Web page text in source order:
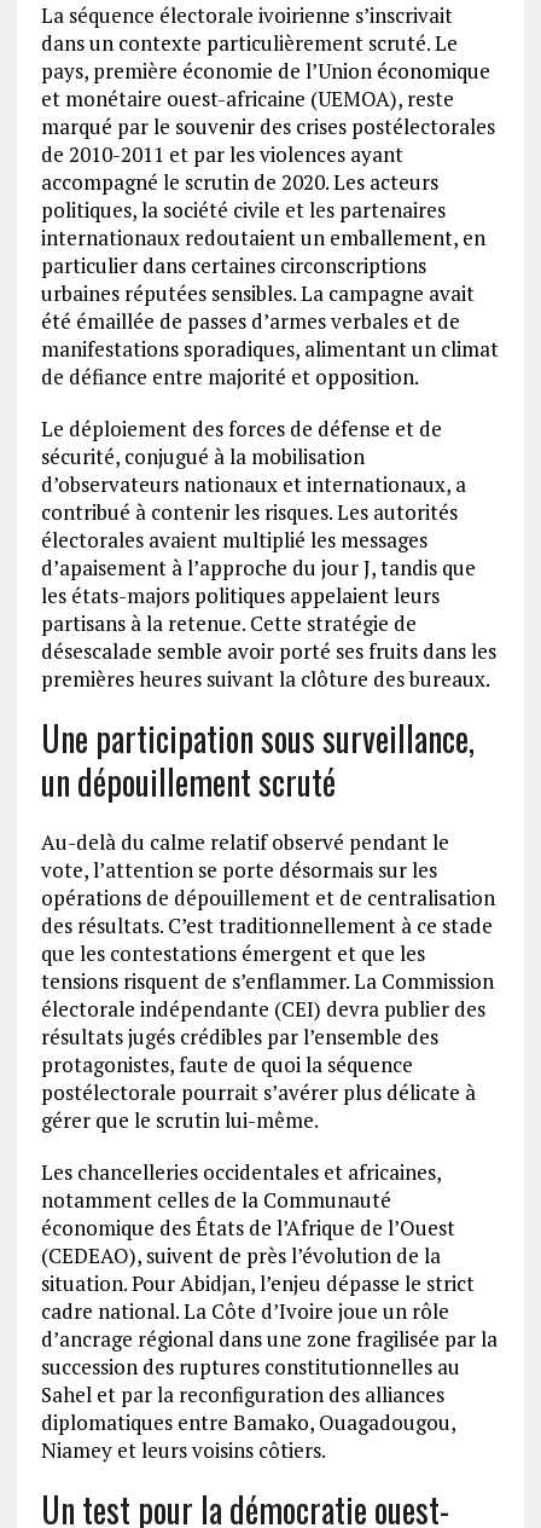
La séquence électorale ivoirienne s’inscrivait
dans un contexte particulièrement scruté. Le
pays, première économie de l’Union économique
et monétaire ouest-africaine (UEMOA), reste
marqué par le souvenir des crises postélectorales
de 2010-2011 et par les violences ayant
accompagné le scrutin de 2020. Les acteurs
politiques, la société civile et les partenaires
internationaux redoutaient un emballement, en
particulier dans certaines circonscriptions
urbaines réputées sensibles. La campagne avait
été émaillée de passes d’armes verbales et de
manifestations sporadiques, alimentant un climat
de défiance entre majorité et opposition.
Le déploiement des forces de défense et de
sécurité, conjugué à la mobilisation
d’observateurs nationaux et internationaux, a
contribué à contenir les risques. Les autorités
électorales avaient multiplié les messages
d’apaisement à l’approche du jour J, tandis que
les états-majors politiques appelaient leurs
partisans à la retenue. Cette stratégie de
désescalade semble avoir porté ses fruits dans les
premières heures suivant la clôture des bureaux.
Une participation sous surveillance,
un dépouillement scruté
Au-delà du calme relatif observé pendant le
vote, l’attention se porte désormais sur les
opérations de dépouillement et de centralisation
des résultats. C’est traditionnellement à ce stade
que les contestations émergent et que les
tensions risquent de s’enflammer. La Commission
électorale indépendante (CEI) devra publier des
résultats jugés crédibles par l’ensemble des
protagonistes, faute de quoi la séquence
postélectorale pourrait s’avérer plus délicate à
gérer que le scrutin lui-même.
Les chancelleries occidentales et africaines,
notamment celles de la Communauté
économique des États de l’Afrique de l’Ouest
(CEDEAO), suivent de près l’évolution de la
situation. Pour Abidjan, l’enjeu dépasse le strict
cadre national. La Côte d’Ivoire joue un rôle
d’ancrage régional dans une zone fragilisée par la
succession des ruptures constitutionnelles au
Sahel et par la reconfiguration des alliances
diplomatiques entre Bamako, Ouagadougou,
Niamey et leurs voisins côtiers.
Un test pour la démocratie ouest-